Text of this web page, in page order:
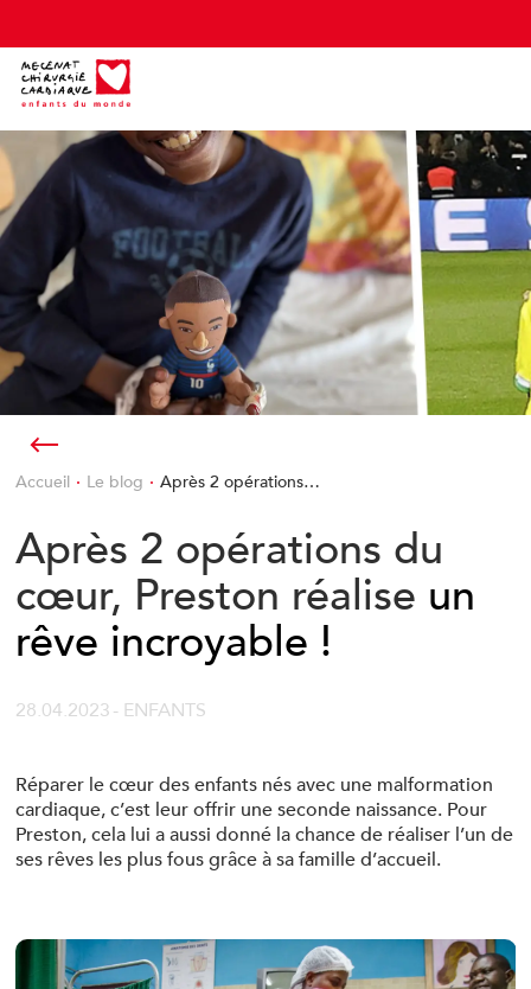
Accueil Le blog Après 2 opérations…
Après 2 opérations du
cœur, Preston réalise un
rêve incroyable !
28.04.2023- ENFANTS
Réparer le cœur des enfants nés avec une malformation
cardiaque, c’est leur offrir une seconde naissance. Pour
Preston, cela lui a aussi donné la chance de réaliser l’un de
ses rêves les plus fous grâce à sa famille d’accueil.